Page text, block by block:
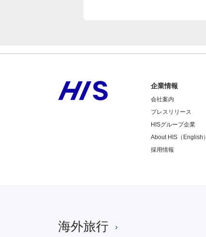
企業情報
会社案内
プレスリリース
HISグループ企業
About HIS（English）
採用情報
海外旅行